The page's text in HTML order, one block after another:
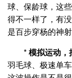
球、保龄球，这
得不一样了，有
是百步穿杨的神
*模拟运动，
羽毛球、极速单